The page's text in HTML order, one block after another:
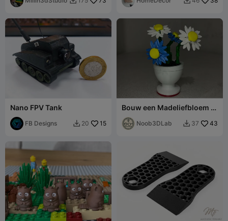
Nano FPV Tank
FB Designs  20 15
Bouw een Madeliefbloem -
Geïnspireerd door LEGO
Noob3DLab  37 43